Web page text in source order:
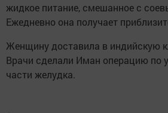
жидкое питание, смешанное с
Ежедневно она получает
Женщину доставила в индийскую
Врачи сделали Иман операцию по
части желудка.